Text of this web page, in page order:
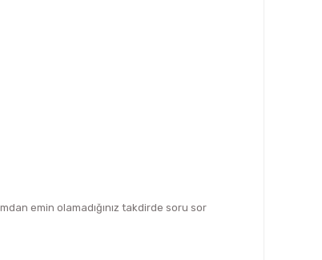
emin olamadığınız takdirde soru sor